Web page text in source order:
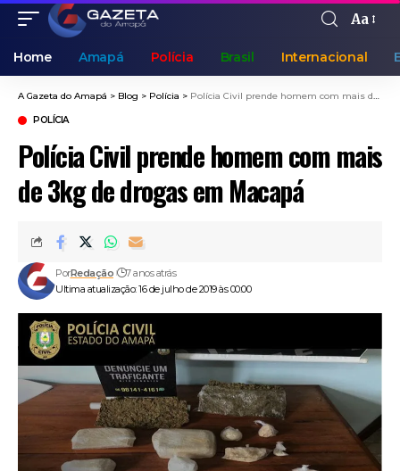
Aa
Home Amapá Polícia Brasil Internacional
A Gazeta do Amapá > Blog > Polícia > Polícia Civil prende homem com mais de 3kg de drogas em Macapá
POLÍCIA
Polícia Civil prende homem com mais
de 3kg de drogas em Macapá
Ultima atualização: 16 de julho de 2019 às 00:00
PorRedação 7 anos atrás